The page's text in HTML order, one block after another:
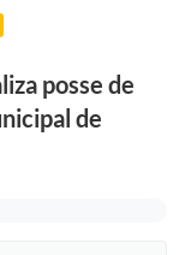
posse de
de